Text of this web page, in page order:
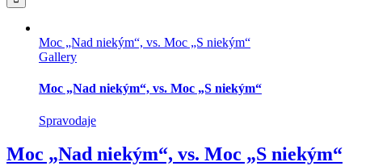
Moc „Nad niekým“, vs. Moc „S niekým“
Gallery
Moc „Nad niekým“, vs. Moc „S niekým“
Spravodaje
Moc „Nad niekým“, vs. Moc „S niekým“